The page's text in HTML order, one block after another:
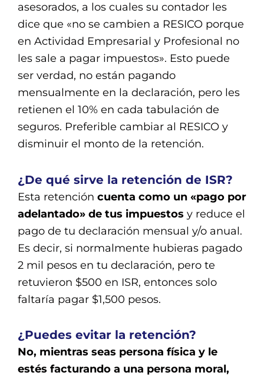
asesorados, a los cuales su contador les
dice que «no se cambien a RESICO porque
en Actividad Empresarial y Profesional no
les sale a pagar impuestos». Esto puede
ser verdad, no están pagando
mensualmente en la declaración, pero les
retienen el 10% en cada tabulación de
seguros. Preferible cambiar al RESICO y
disminuir el monto de la retención.
¿De qué sirve la retención de ISR?
Esta retención cuenta como un «pago por
adelantado» de tus impuestos y reduce el
pago de tu declaración mensual y/o anual.
Es decir, si normalmente hubieras pagado
2 mil pesos en tu declaración, pero te
retuvieron $500 en ISR, entonces solo
faltaría pagar $1,500 pesos.
¿Puedes evitar la retención?
No, mientras seas persona física y le
estés facturando a una persona moral,